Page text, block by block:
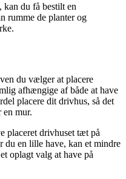
kan du få bestilt en
rumme de planter og
du vælger at placere
afhængige af både at have
placere dit drivhus, så det
mur.
placeret drivhuset tæt på
du en lille have, kan et mindre
oplagt valg at have på